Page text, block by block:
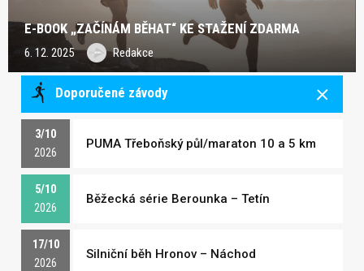
E-BOOK „ZAČÍNÁM BĚHAT“ KE STAŽENÍ ZDARMA
6. 12. 2025 Redakce
Doporučené závody
3/10
2026
PUMA Třeboňský půl/maraton 10 a 5 km
5/10
2026
Běžecká série Berounka – Tetín
17/10
2026
Silniční běh Hronov – Náchod